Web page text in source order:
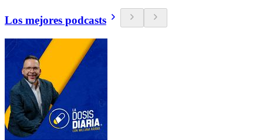
Los mejores podcasts